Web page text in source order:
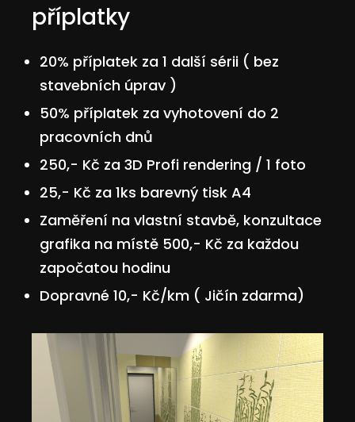
příplatky
20% příplatek za 1 další sérii ( bez
stavebních úprav )
50% příplatek za vyhotovení do 2
pracovních dnů
250,- Kč za 3D Profi rendering / 1 foto
25,- Kč za 1ks barevný tisk A4
Zaměření na vlastní stavbě, konzultace
grafika na místě 500,- Kč za každou
započatou hodinu
Dopravné 10,- Kč/km ( Jičín zdarma)